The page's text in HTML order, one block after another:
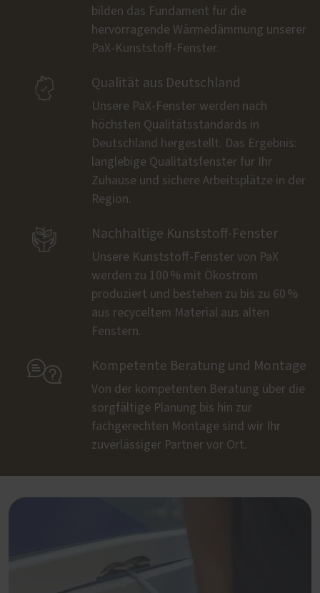
bilden das Fundament für die
hervorragende Wärmedämmung unserer
PaX-Kunststoff-Fenster.
 Qualität aus Deutschland
Unsere PaX-Fenster werden nach
höchsten Qualitätsstandards in
Deutschland hergestellt. Das Ergebnis:
langlebige Qualitätsfenster für Ihr
Zuhause und sichere Arbeitsplätze in der
Region.
 Nachhaltige Kunststoff-Fenster
Unsere Kunststoff-Fenster von PaX
werden zu 100 % mit Ökostrom
produziert und bestehen zu bis zu 60 %
aus recyceltem Material aus alten
Fenstern.
 Kompetente Beratung und Montage
Von der kompetenten Beratung über die
sorgfältige Planung bis hin zur
fachgerechten Montage sind wir Ihr
zuverlässiger Partner vor Ort.